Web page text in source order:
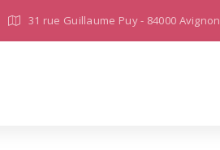
31 rue Guillaume Puy - 84000 Avignon